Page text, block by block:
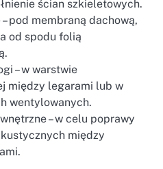
ścian szkieletowych.
pod membraną dachową,
od spodu folią
– w warstwie
między legarami lub w
wentylowanych.
– w celu poprawy
między